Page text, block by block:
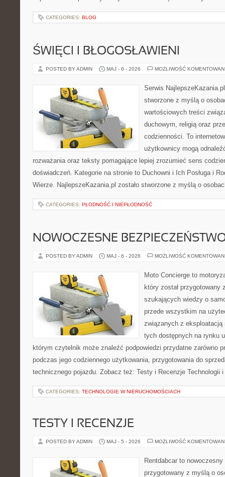
CATEGORIES: BLOG
ŚWIĘCI I BŁOGOSŁAWIENI
POSTED BY ADMIN MAJ - 6 - 2026 MOŻLIWOŚĆ
Serwis
stworzone z myślą o
wartościowych treści
duchowym, religią oraz
codzienności. To
użytkownicy mogą
rozważania oraz teksty pomagające lepiej zrozumieć sens
doświadczeń. Kategorie na stronie to Duchowni i Ich Posługa i
Wierze. NajlepszeKazania.pl zostało stworzone z myślą o
CATEGORIES: PŁODNOŚĆ I NIEPŁODNOŚĆ
NOWOCZESNE
POSTED BY ADMIN MAJ - 6 - 2026 MOŻLIWOŚĆ
Moto Concierge to
który został przygotowany
szukających wiedzy o
przede wszystkim na
związanych z eksploatacją
tych dostępnych na rynku
którym czytelnik może znaleźć podpowiedzi przydatne zarówno
podczas jego codziennego użytkowania, przygotowania do
technicznego pojazdu. Zobacz też: Testy i Recenzje
CATEGORIES: TECHNOLOGIE W NIERUCHOMOŚCIACH
TESTY I RECENZJE
POSTED BY ADMIN MAJ - 5 - 2026 MOŻLIWOŚĆ
Rentdabcar to
przygotowany z myślą o